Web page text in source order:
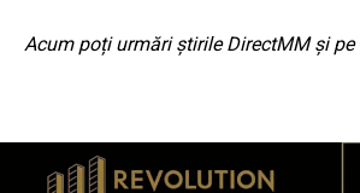
Acum poți urmări știrile DirectMM și pe